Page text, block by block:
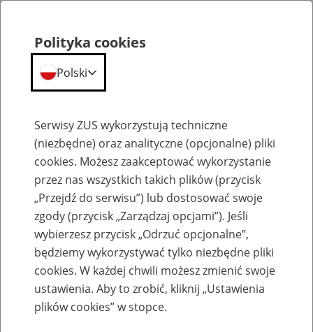
Szkolenia
Zaproś ZUS do siebie - zakładanie profili
eZUS w siedzibie Twojej firmy
Polityka cookies
Polski
Serwisy ZUS wykorzystują techniczne
(niezbędne) oraz analityczne (opcjonalne) pliki
cookies. Możesz zaakceptować wykorzystanie
przez nas wszystkich takich plików (przycisk
„Przejdź do serwisu”) lub dostosować swoje
zgody (przycisk „Zarządzaj opcjami”). Jeśli
wybierzesz przycisk „Odrzuć opcjonalne”,
będziemy wykorzystywać tylko niezbędne pliki
cookies. W każdej chwili możesz zmienić swoje
ustawienia. Aby to zrobić, kliknij „Ustawienia
plików cookies” w stopce.